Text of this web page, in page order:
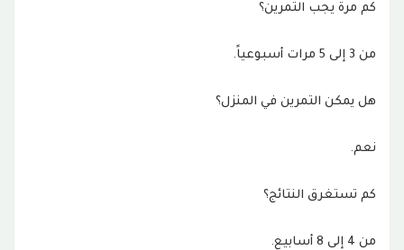
كم مرة يجب التمرين؟
من 3 إلى 5 مرات أسبوعياً.
هل يمكن التمرين في المنزل؟
نعم.
كم تستغرق النتائج؟
من 4 إلى 8 أسابيع.